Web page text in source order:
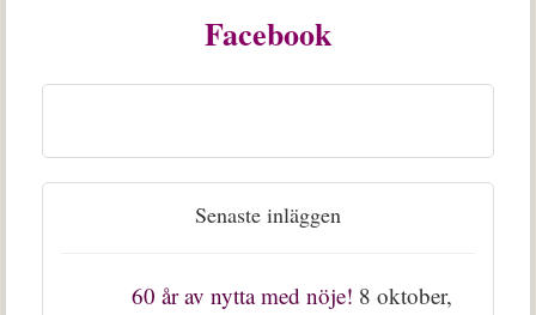
Facebook
Senaste inläggen
60 år av nytta med nöje! 8 oktober,